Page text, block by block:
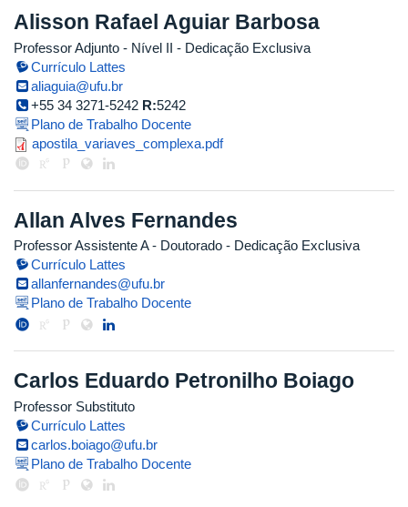
Alisson Rafael Aguiar Barbosa
Professor Adjunto - Nível II - Dedicação Exclusiva
Currículo Lattes
aliaguia@ufu.br
+55 34 3271-5242 R:5242
Plano de Trabalho Docente
apostila_variaves_complexa.pdf
apostila_variaves_complexa.pdf
Allan Alves Fernandes
Professor Assistente A- Doutorado - Dedicação Exclusiva
Currículo Lattes
allanfernandes@ufu.br
Plano de Trabalho Docente
Carlos Eduardo Petronilho Boiago
Professor Substituto
Currículo Lattes
carlos.boiago@ufu.br
Plano de Trabalho Docente